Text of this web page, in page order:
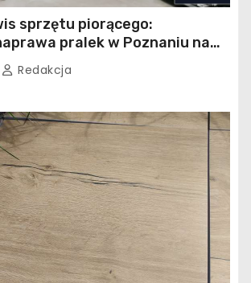
sprzętu piorącego:
pralek w Poznaniu na
Redakcja